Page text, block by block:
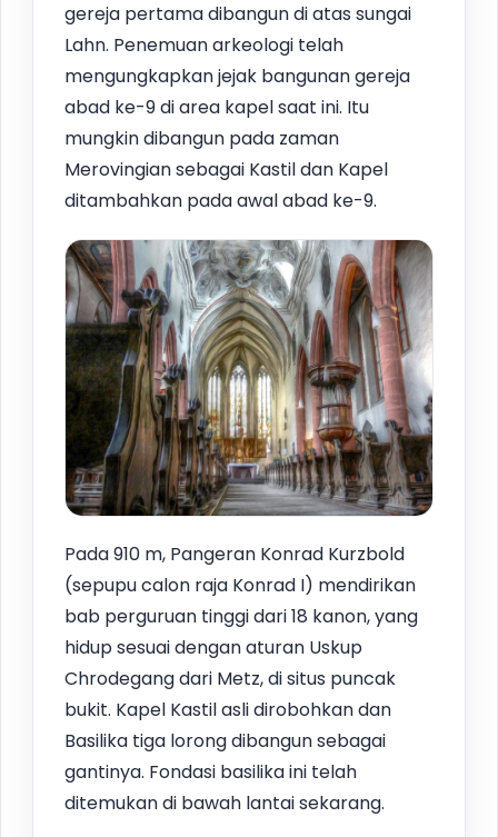
gereja pertama dibangun di atas sungai
Lahn. Penemuan arkeologi telah
mengungkapkan jejak bangunan gereja
abad ke-9 di area kapel saat ini. Itu
mungkin dibangun pada zaman
Merovingian sebagai Kastil dan Kapel
ditambahkan pada awal abad ke-9.
Pada 910 m, Pangeran Konrad Kurzbold
(sepupu calon raja Konrad I) mendirikan
bab perguruan tinggi dari 18 kanon, yang
hidup sesuai dengan aturan Uskup
Chrodegang dari Metz, di situs puncak
bukit. Kapel Kastil asli dirobohkan dan
Basilika tiga lorong dibangun sebagai
gantinya. Fondasi basilika ini telah
ditemukan di bawah lantai sekarang.